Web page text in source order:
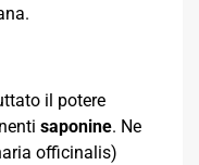
il potere
saponine. Ne
officinalis)